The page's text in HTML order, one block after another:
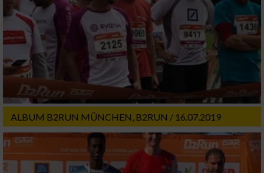
ALBUM B2RUN MÜNCHEN, B2RUN / 16.07.2019